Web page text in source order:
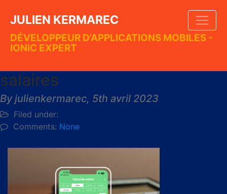
JULIEN KERMAREC
DÉVELOPPEUR D'APPLICATIONS MOBILES -
IONIC EXPERT
salaires
By julienkermarec, 5th avril 2023
Filed under:
Comments: None